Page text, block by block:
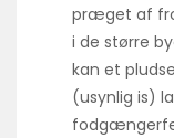
præget af
i de større
kan et
(usynlig is)